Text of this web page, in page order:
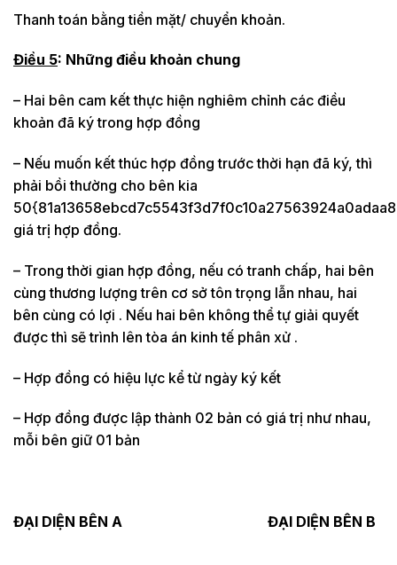
Thanh toán bằng tiền mặt/ chuyển khoản.
Điều 5: Những điều khoản chung
– Hai bên cam kết thực hiện nghiêm chỉnh các điều
khoản đã ký trong hợp đồng
– Nếu muốn kết thúc hợp đồng trước thời hạn đã ký, thì
phải bồi thường cho bên kia
giá trị hợp đồng.
– Trong thời gian hợp đồng, nếu có tranh chấp, hai bên
cùng thương lượng trên cơ sở tôn trọng lẫn nhau, hai
bên cùng có lợi . Nếu hai bên không thể tự giải quyết
được thì sẽ trình lên tòa án kinh tế phân xử .
– Hợp đồng có hiệu lực kể từ ngày ký kết
– Hợp đồng được lập thành 02 bản có giá trị như nhau,
mỗi bên giữ 01 bản
ĐẠI DIỆN BÊN A ĐẠI DIỆN BÊN B